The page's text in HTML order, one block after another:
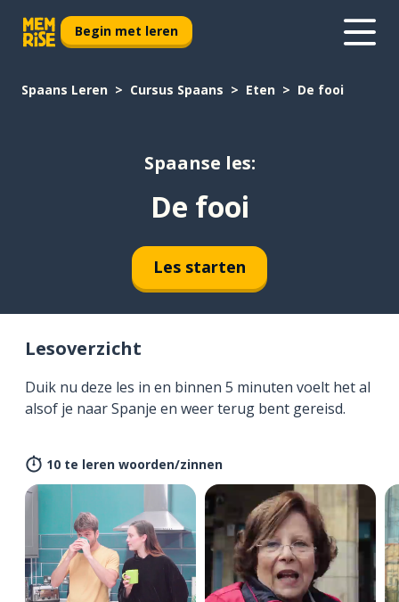
Begin met leren
Spaans Leren Cursus Spaans Eten De fooi
Spaanse les:
De fooi
Les starten
Lesoverzicht
Duik nu deze les in en binnen 5 minuten voelt het al
alsof je naar Spanje en weer terug bent gereisd.
10 te leren woorden/zinnen